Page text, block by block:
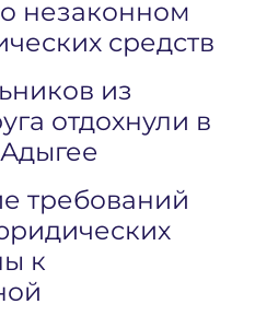
незаконном
средств
из
отдохнули в
требований
к